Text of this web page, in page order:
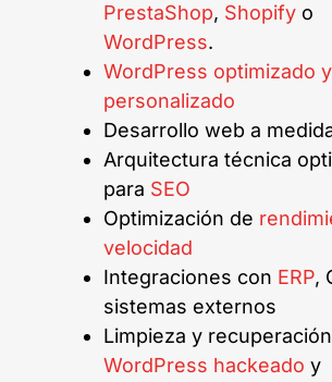
PrestaShop, Shopify o
WordPress.
WordPress optimizado y
personalizado
Desarrollo web a
Arquitectura técnica
para SEO
Optimización de
velocidad
Integraciones con ERP,
sistemas externos
Limpieza y
WordPress hackeado y